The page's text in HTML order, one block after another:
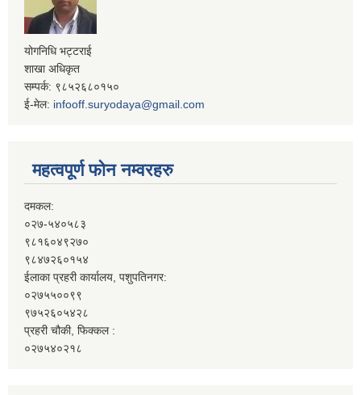
योगनिधि भट्टराई
शाखा अधिकृत
सम्पर्क: ९८५२६८०१५०
ई-मेल: infooff.suryodaya@gmail.com
महत्वपूर्ण फोन नम्वरहरु
दमकल:
०२७-५४०५८३
९८१६०४९२७०
९८४७२६०१५४
ईलाका प्रहरी कार्यालय, पशुपतिनगर:
०२७५५००९९
९७५२६०५४२८
प्रहरी चौकी, फिक्कल :
०२७५४०२१८